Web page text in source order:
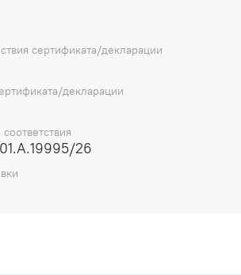
сертификата/декларации
декларации
26